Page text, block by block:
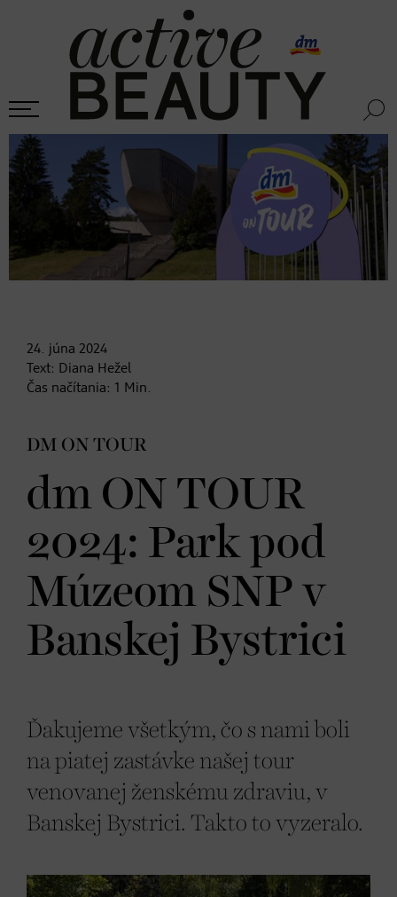
24. júna 2024
Text: Diana Hežel
Čas načítania: 1 Min.
DM ON TOUR
dm ON TOUR
2024: Park pod
Múzeom SNP v
Banskej Bystrici
Ďakujeme všetkým, čo s nami boli
na piatej zastávke našej tour
venovanej ženskému zdraviu, v
Banskej Bystrici. Takto to vyzeralo.